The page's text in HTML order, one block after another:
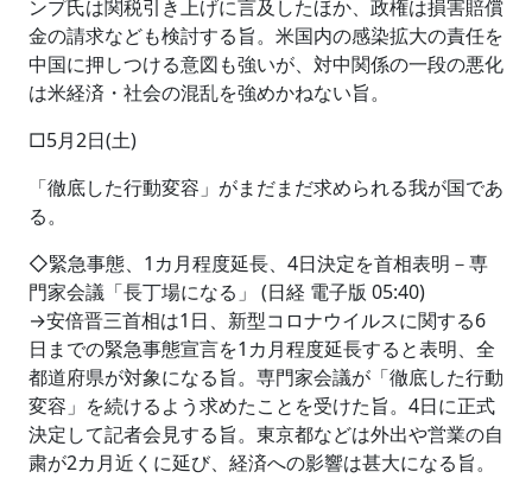
ンプ氏は関税引き上げに言及したほか、政権は損害賠償
金の請求なども検討する旨。米国内の感染拡大の責任を
中国に押しつける意図も強いが、対中関係の一段の悪化
は米経済・社会の混乱を強めかねない旨。
□5月2日(土)
「徹底した行動変容」がまだまだ求められる我が国であ
る。
◇緊急事態、1カ月程度延長、4日決定を首相表明－専
門家会議「長丁場になる」 (日経 電子版 05:40)
→安倍晋三首相は1日、新型コロナウイルスに関する6
日までの緊急事態宣言を1カ月程度延長すると表明、全
都道府県が対象になる旨。専門家会議が「徹底した行動
変容」を続けるよう求めたことを受けた旨。4日に正式
決定して記者会見する旨。東京都などは外出や営業の自
粛が2カ月近くに延び、経済への影響は甚大になる旨。